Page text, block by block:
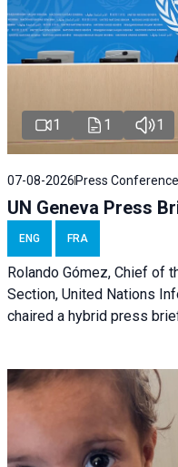
1 1 1
07-08-2026 Press
UN Geneva Press
ENG FRA
Rolando Gómez, Chief of
Section, United Nations
chaired a hybrid press